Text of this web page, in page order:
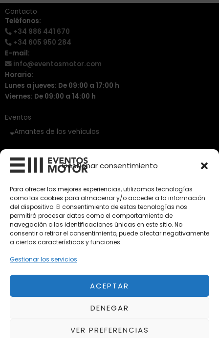
Gestionar consentimiento
Para ofrecer las mejores experiencias, utilizamos tecnologías
como las cookies para almacenar y/o acceder a la información
del dispositivo. El consentimiento de estas tecnologías nos
permitirá procesar datos como el comportamiento de
navegación o las identificaciones únicas en este sitio. No
consentir o retirar el consentimiento, puede afectar negativamente
a ciertas características y funciones.
Gestionar los servicios
ACEPTAR
DENEGAR
VER PREFERENCIAS
e t
Contacto
Teléfonos:
+34 986 441 670
+34 605 950 284
E-mail:
info@eventosmotor.com
Horario:
Lunes a jueves: De 09:00 a 17:00 h
Viernes: De 09:00 a 14:00 h
Eventos
Amantes de los vehículos
Vehículos Nuevos
Vehículos de Ocasión
Próximos
Eclipse by SELECTO
Del 12/08/2026 al 12/08/2026
Exclusive Top Cars 2026
Del 02/10/2026 al 05/10/2026